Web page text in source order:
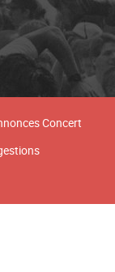
Concert